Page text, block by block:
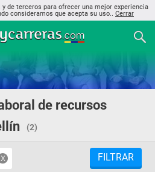
de terceros para ofrecer una mejor experiencia
consideramos que acepta su uso.. Cerrar
de recursos
(2)
FILTRAR